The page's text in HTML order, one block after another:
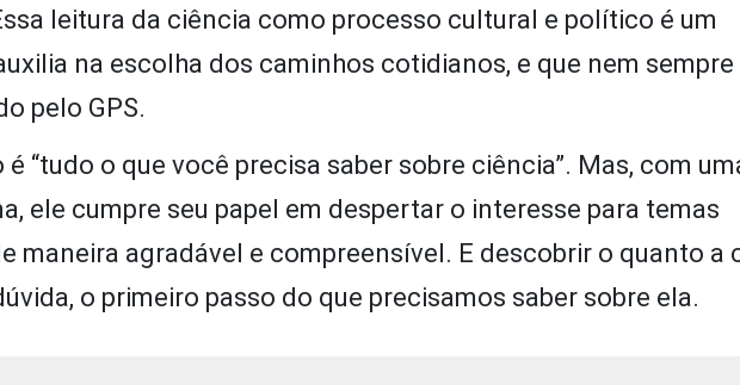
leitura da ciência como processo cultural e político é um
na escolha dos caminhos cotidianos, e que nem sempre
pelo GPS.
“tudo o que você precisa saber sobre ciência”. Mas, com
ele cumpre seu papel em despertar o interesse para temas
maneira agradável e compreensível. E descobrir o quanto a
o primeiro passo do que precisamos saber sobre ela.